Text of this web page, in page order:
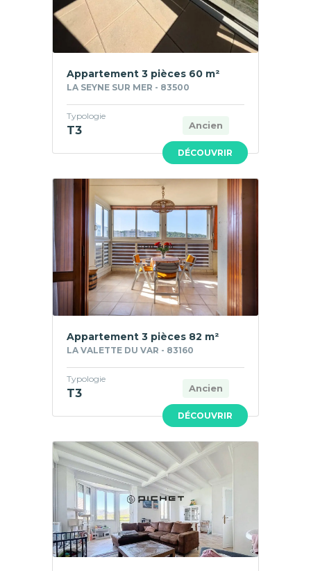
DÉCOUVRIR
Appartement 3 pièces 60 m²
LA SEYNE SUR MER - 83500
Ancien
Typologie
T3
DÉCOUVRIR
Appartement 3 pièces 82 m²
LA VALETTE DU VAR - 83160
Ancien
Typologie
T3